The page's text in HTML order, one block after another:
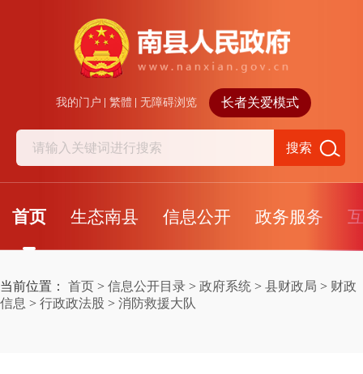
我的门户 繁體 无障碍浏览 长者关爱模式
搜索
首页 生态南县 信息公开 政务服务
当前位置： 首页 > 信息公开目录 > 政府系统 > 县财政局 > 财政
信息 > 行政政法股 > 消防救援大队